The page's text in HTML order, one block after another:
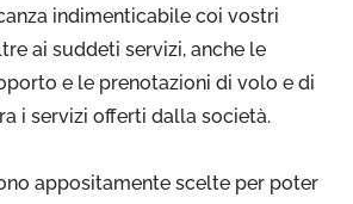
indimenticabile coi vostri
ai suddeti servizi, anche le
e le prenotazioni di volo e di
i servizi offerti dalla società.
appositamente scelte per poter